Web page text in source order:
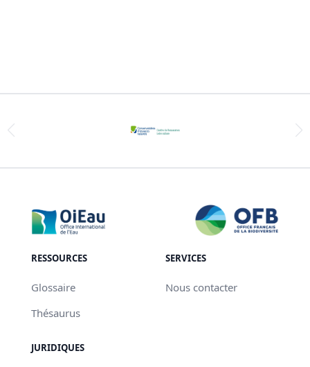
RESSOURCES
Glossaire
Thésaurus
SERVICES
Nous contacter
JURIDIQUES